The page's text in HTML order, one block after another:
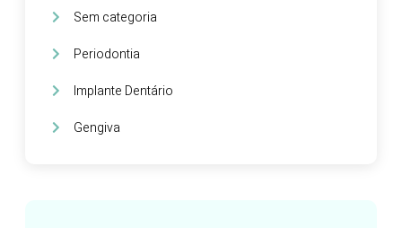
Sem categoria
Periodontia
Implante Dentário
Gengiva